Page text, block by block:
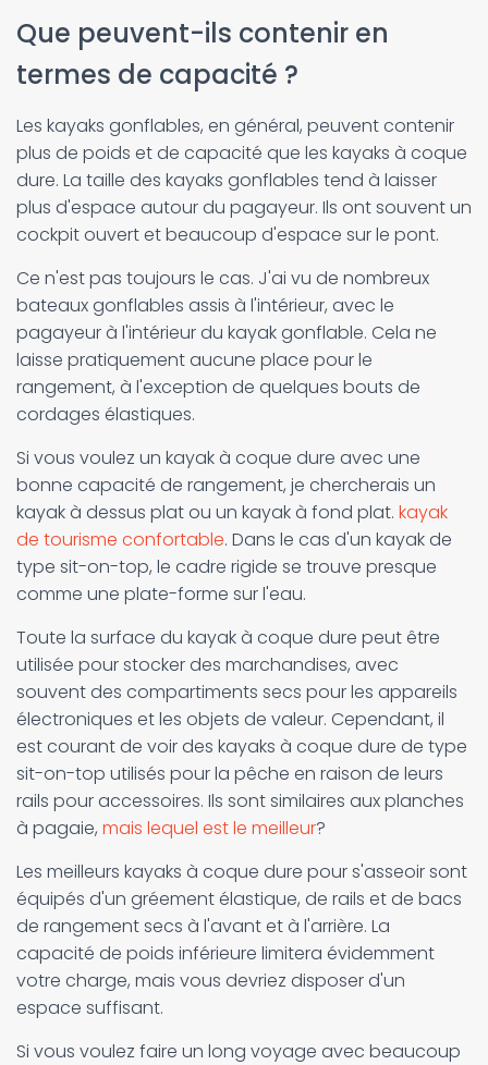
Que peuvent-ils contenir en
termes de capacité ?
Les kayaks gonflables, en général, peuvent contenir
plus de poids et de capacité que les kayaks à coque
dure. La taille des kayaks gonflables tend à laisser
plus d'espace autour du pagayeur. Ils ont souvent un
cockpit ouvert et beaucoup d'espace sur le pont.
Ce n'est pas toujours le cas. J'ai vu de nombreux
bateaux gonflables assis à l'intérieur, avec le
pagayeur à l'intérieur du kayak gonflable. Cela ne
laisse pratiquement aucune place pour le
rangement, à l'exception de quelques bouts de
cordages élastiques.
Si vous voulez un kayak à coque dure avec une
bonne capacité de rangement, je chercherais un
kayak à dessus plat ou un kayak à fond plat. kayak
de tourisme confortable. Dans le cas d'un kayak de
type sit-on-top, le cadre rigide se trouve presque
comme une plate-forme sur l'eau.
Toute la surface du kayak à coque dure peut être
utilisée pour stocker des marchandises, avec
souvent des compartiments secs pour les appareils
électroniques et les objets de valeur. Cependant, il
est courant de voir des kayaks à coque dure de type
sit-on-top utilisés pour la pêche en raison de leurs
rails pour accessoires. Ils sont similaires aux planches
à pagaie, mais lequel est le meilleur?
Les meilleurs kayaks à coque dure pour s'asseoir sont
équipés d'un gréement élastique, de rails et de bacs
de rangement secs à l'avant et à l'arrière. La
capacité de poids inférieure limitera évidemment
votre charge, mais vous devriez disposer d'un
espace suffisant.
Si vous voulez faire un long voyage avec beaucoup